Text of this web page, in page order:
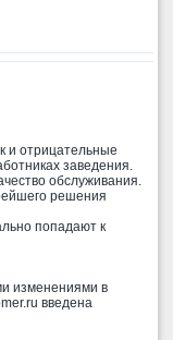
и отрицательные
заведения.
обслуживания.
решения
попадают к
изменениями в
введена